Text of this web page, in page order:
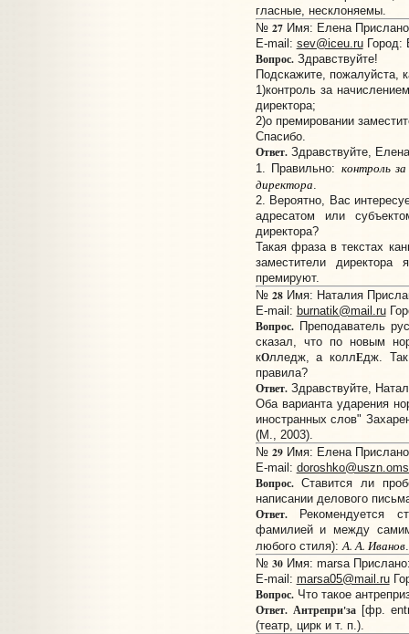
гласные, несклоняемы.
№ 27Имя: Елена
E-mail: sev@iceu.ruГород:
Вопрос.Здравствуйте!
Подскажите, пожалуйста,
1)контроль за
директора;
2)о премировании
Спасибо.
Ответ.Здравствуйте,
1. Правильно: контроль
директора.
2. Вероятно, Вас
адресатом или
директора?
Такая фраза в текстах
заместители директора
премируют.
№ 28Имя: Наталия
E-mail: burnatik@mail.ru
Вопрос.Преподаватель
сказал, что по новым
кОлледж, а коллЕдж.
правила?
Ответ.Здравствуйте,
Оба варианта ударения
иностранных слов"
(М., 2003).
№ 29Имя: Елена
E-mail:
Вопрос.Ставится ли
написании делового
Ответ.Рекомендуется
фамилией и между
любого стиля):А. А. Иванов.
№ 30Имя: marsa
E-mail: marsa05@mail.ru
Вопрос.Что такое
Ответ. Антрепри'за[фр.
(театр, цирк и т. п.).